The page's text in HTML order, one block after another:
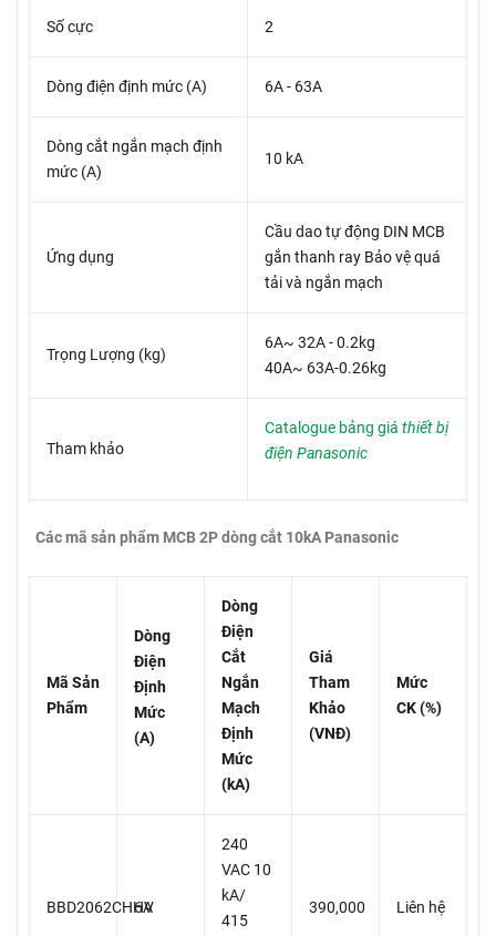
Số cực 2
Dòng điện định mức (A) 6A - 63A
Dòng cắt ngắn mạch định
mức (A)
10 kA
Ứng dụng
Cầu dao tự động DIN MCB
gắn thanh ray Bảo vệ quá
tải và ngắn mạch
Trọng Lượng (kg)
6A~ 32A - 0.2kg
40A~ 63A-0.26kg
Tham khảo
Catalogue bảng giá thiết bị
điện Panasonic
Các mã sản phẩm MCB 2P dòng cắt 10kA Panasonic
Mã Sản
Phẩm
Dòng
Điện
Định
Mức
(A)
Dòng
Điện
Cắt
Ngắn
Mạch
Định
Mức
(kA)
Giá
Tham
Khảo
(VNĐ)
Mức
CK (%)
BBD2062CHHV
6A
240
VAC 10
kA/
415
390,000 Liên hệ